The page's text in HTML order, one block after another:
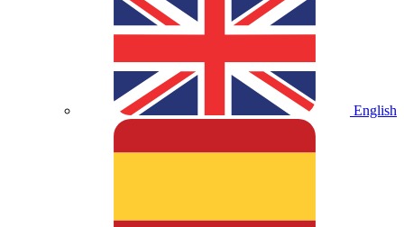
English